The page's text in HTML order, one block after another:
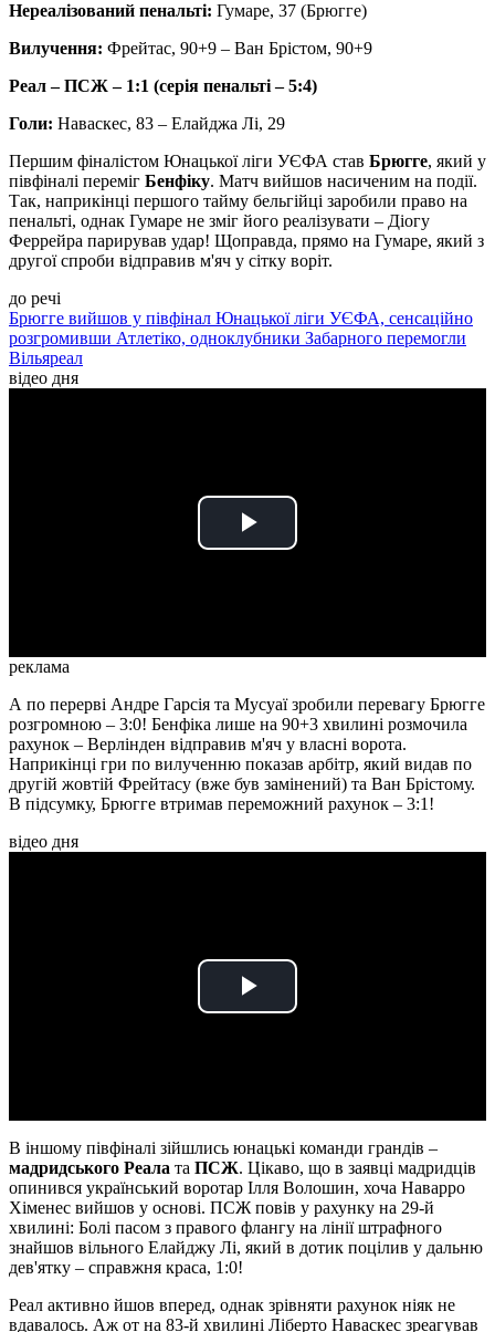
Нереалізований пенальті: Гумаре, 37 (Брюгге)
Вилучення: Фрейтас, 90+9 – Ван Брістом, 90+9
Реал – ПСЖ – 1:1 (серія пенальті – 5:4)
Голи: Наваскес, 83 – Елайджа Лі, 29
Першим фіналістом Юнацької ліги УЄФА став Брюгге, який у
півфіналі переміг Бенфіку. Матч вийшов насиченим на події.
Так, наприкінці першого тайму бельгійці заробили право на
пенальті, однак Гумаре не зміг його реалізувати – Діогу
Феррейра парирував удар! Щоправда, прямо на Гумаре, який з
другої спроби відправив м'яч у сітку воріт.
до речі
Брюгге вийшов у півфінал Юнацької ліги УЄФА, сенсаційно
розгромивши Атлетіко, одноклубники Забарного перемогли
Вільяреал
відео дня
Play
реклама
А по перерві Андре Гарсія та Мусуаї зробили перевагу Брюгге
розгромною – 3:0! Бенфіка лише на 90+3 хвилині розмочила
рахунок – Верлінден відправив м'яч у власні ворота.
Наприкінці гри по вилученню показав арбітр, який видав по
другій жовтій Фрейтасу (вже був замінений) та Ван Брістому.
В підсумку, Брюгге втримав переможний рахунок – 3:1!
відео дня
Play
В іншому півфіналі зійшлись юнацькі команди грандів –
мадридського Реала та ПСЖ. Цікаво, що в заявці мадридців
опинився український воротар Ілля Волошин, хоча Наварро
Хіменес вийшов у основі. ПСЖ повів у рахунку на 29-й
хвилині: Болі пасом з правого флангу на лінії штрафного
знайшов вільного Елайджу Лі, який в дотик поцілив у дальню
дев'ятку – справжня краса, 1:0!
Реал активно йшов вперед, однак зрівняти рахунок ніяк не
вдавалось. Аж от на 83-й хвилині Ліберто Наваскес зреагував